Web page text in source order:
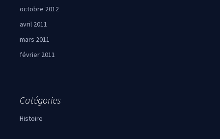
octobre 2012
avril 2011
mars 2011
février 2011
Catégories
Histoire